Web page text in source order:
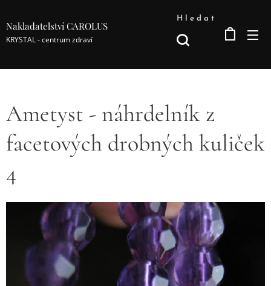
Nakladatelství CAROLUS
KRYSTAL - centrum zdraví
Hledat
Ametyst - náhrdelník z
facetových drobných kuliček
4